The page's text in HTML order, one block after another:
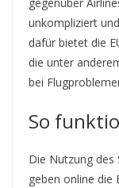
unkompliziert
dafür bietet die
die unter
bei
So
Die Nutzung des
geben online die